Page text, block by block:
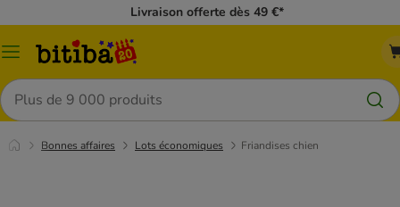
Livraison offerte dès 49 €*
Menu
Rechercher
Bonnes affaires Lots économiques Friandises chien